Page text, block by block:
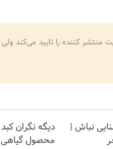
منتشر کننده را تایید
نباش |
دیگه نگران
محصول گیاهی